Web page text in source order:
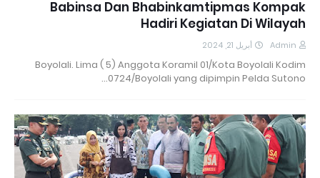
Babinsa Dan Bhabinkamtipmas Kompak
Hadiri Kegiatan Di Wilayah
Admin أبريل 21, 2024
Boyolali. Lima ( 5) Anggota Koramil 01/Kota Boyolali Kodim
0724/Boyolali yang dipimpin Pelda Sutono…